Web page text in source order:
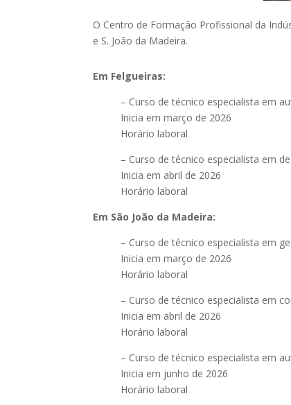
O Centro de Formação Profissional da
e S. João da Madeira.
Em Felgueiras:
– Curso de técnico especialista em
Inicia em março de 2026
Horário laboral
– Curso de técnico especialista em
Inicia em abril de 2026
Horário laboral
Em São João da Madeira:
– Curso de técnico especialista em
Inicia em março de 2026
Horário laboral
– Curso de técnico especialista em
Inicia em abril de 2026
Horário laboral
– Curso de técnico especialista em
Inicia em junho de 2026
Horário laboral